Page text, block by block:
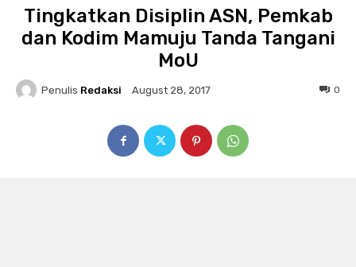
Tingkatkan Disiplin ASN, Pemkab
dan Kodim Mamuju Tanda Tangani
MoU
Penulis Redaksi August 28, 2017 0